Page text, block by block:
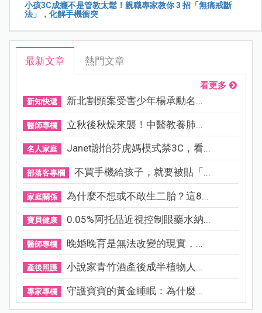
小孩3C成癮不是管教太鬆！親職專家教你 3 招「無痛戒斷
法」，化解手機衝突
最新文章 熱門文章
看更多
新知快遞 新北割頸案受害少年楊承勳名...
醫師專欄 立秋後秋燥來襲！中醫教養肺...
名人家庭 Janet謝怡芬虎媽模式禁3C，看...
部落客專欄 不買手機給孩子，就要被貼「...
家庭關係 為什麼不想或不敢生二胎？這8...
寶貝健康 0.05%阿托品近視控制眼藥水納...
醫師專欄 晚婚晚育是無法改變的現實，...
產後照護 小說家青竹酒產後成半植物人...
專家專欄 守護寶寶的黃金睡眠：為什麼...